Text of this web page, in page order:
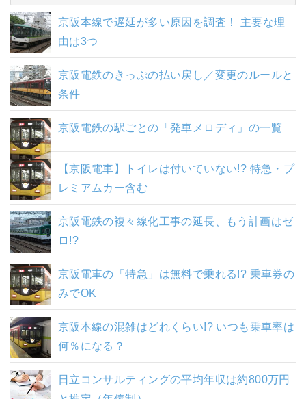
京阪本線で遅延が多い原因を調査！ 主要な理
由は3つ
京阪電鉄のきっぷの払い戻し／変更のルールと
条件
京阪電鉄の駅ごとの「発車メロディ」の一覧
【京阪電車】トイレは付いていない!? 特急・プ
レミアムカー含む
京阪電鉄の複々線化工事の延長、もう計画はゼ
ロ!?
京阪電車の「特急」は無料で乗れる!? 乗車券の
みでOK
京阪本線の混雑はどれくらい!? いつも乗車率は
何％になる？
日立コンサルティングの平均年収は約800万円